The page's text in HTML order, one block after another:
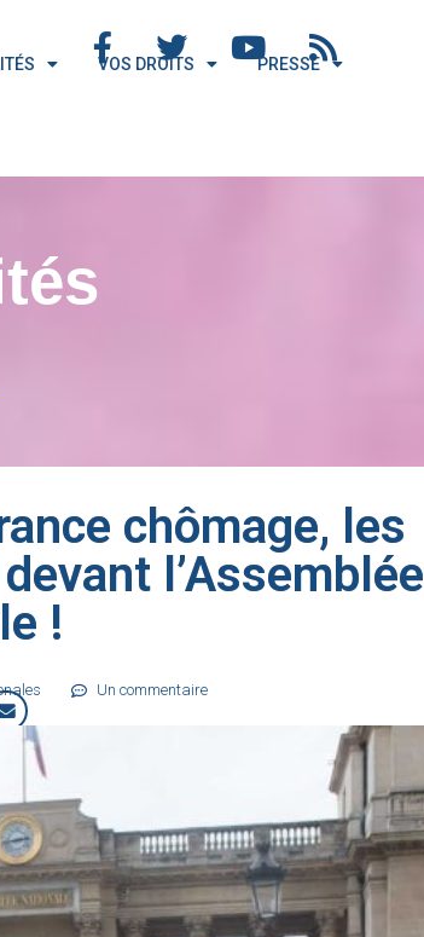
VOS DROITS PRESSE
chômage, les
l’Assemblée
!
Un commentaire